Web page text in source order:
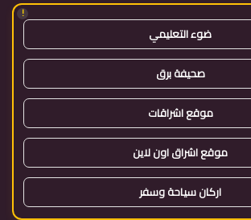
!
ضوء التعليمي
صحيفة برق
موقع اشراقات
موقع اشراق اون لاين
اركان سياحة وسفر